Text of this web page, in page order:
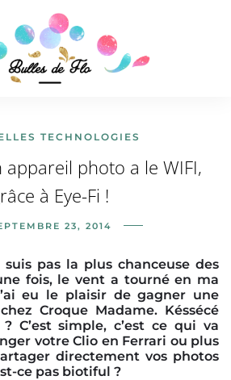
TECHNOLOGIES
appareil photo a le WIFI,
à Eye-Fi !
23, 2014
suis pas la plus chanceuse des
fois, le vent a tourné en ma
eu le plaisir de gagner une
chez Croque Madame. Késsécé
C’est simple, c’est ce qui va
votre Clio en Ferrari ou plus
directement vos photos
ce pas biotiful ?